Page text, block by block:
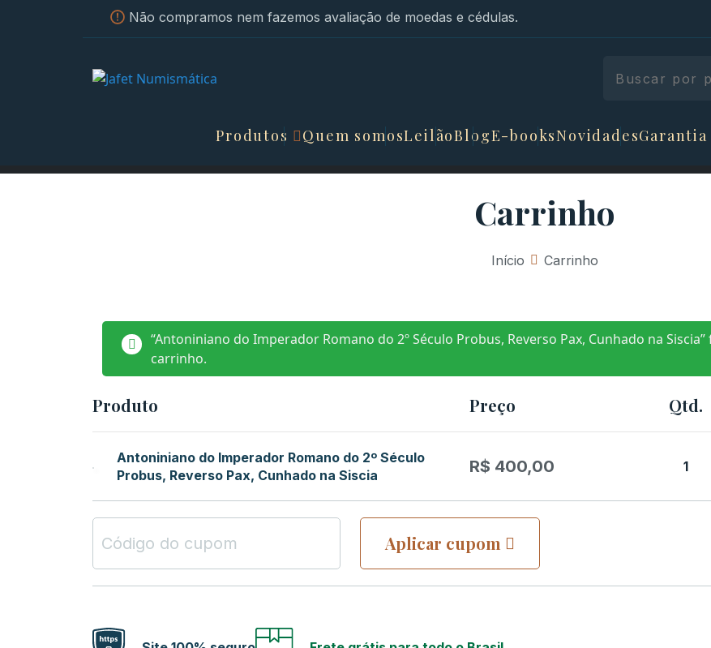
Não compramos nem fazemos avaliação de moedas e cédulas.
Produtos Quem somosLeilãoBlogE-booksNovidades
Carrinho
Início » Carrinho
“Antoniniano do Imperador Romano do 2º Século Probus, Reverso Pax, Cunhado na
carrinho.
Produto Preço Qtd.
Antoniniano do Imperador Romano do 2º Século
Probus, Reverso Pax, Cunhado na Siscia
R$ 400,00 1
Aplicar cupom